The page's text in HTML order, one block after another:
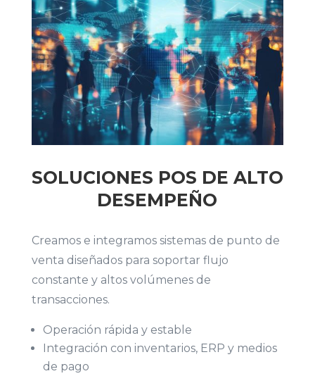
SOLUCIONES POS DE ALTO
DESEMPEÑO
Creamos e integramos sistemas de punto de
venta diseñados para soportar flujo
constante y altos volúmenes de
transacciones.
Operación rápida y estable
Integración con inventarios, ERP y medios
de pago